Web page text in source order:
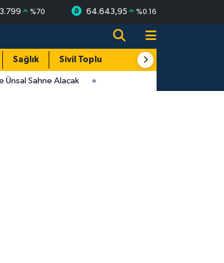
%70 64.643,95 %0.16
Sağlık Sivil Toplum Turizm
Sahne Alacak